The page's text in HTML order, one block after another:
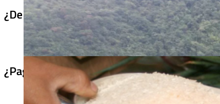
¿De qué sirve un puente terminado si no
¿Pagaron menos de lo permitido por el